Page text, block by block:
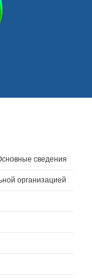
сведения
организацией